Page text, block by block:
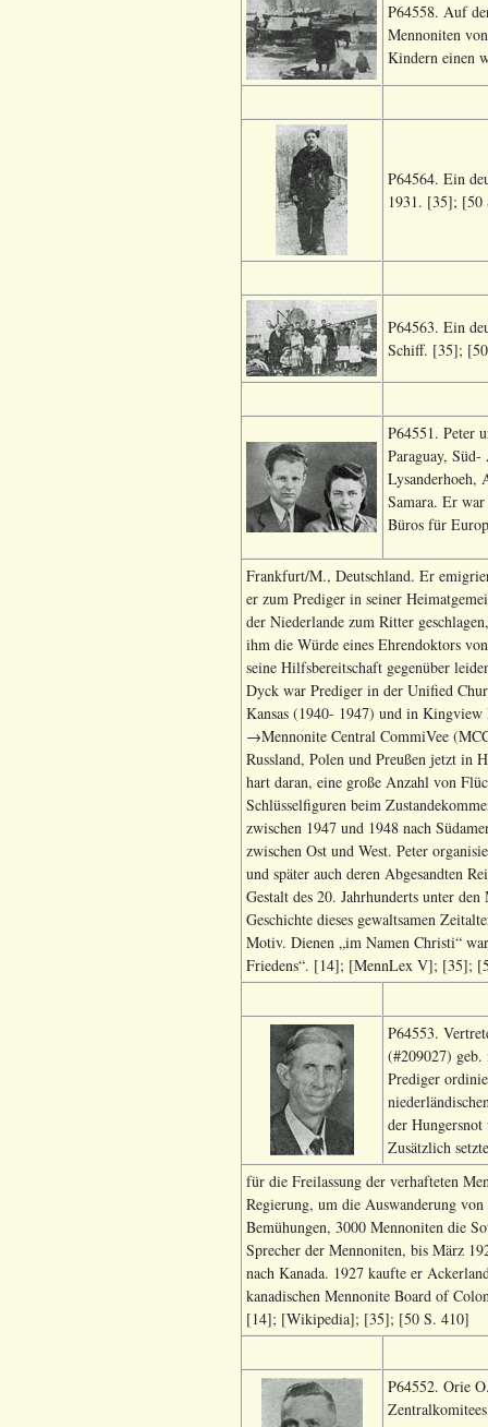
P64558. Auf
Mennoniten
Kindern einen
P64564. Ein
1931. [35]; [50
P64563. Ein
Schiff. [35];
P64551. Peter
Paraguay,
Lysanderhoeh,
Samara. Er
Büros für
Frankfurt/M., Deutschland. Er
er zum Prediger in seiner
der Niederlande zum Ritter
ihm die Würde eines Ehrendoktors
seine Hilfsbereitschaft gegenüber
Dyck war Prediger in der Unified
Kansas (1940- 1947) und in
→Mennonite Central CommiVee
Russland, Polen und Preußen jetzt in
hart daran, eine große Anzahl von
Schlüsselfiguren beim
zwischen 1947 und 1948 nach
zwischen Ost und West. Peter
und später auch deren Abgesandten
Gestalt des 20. Jahrhunderts unter
Geschichte dieses gewaltsamen
Motiv. Dienen „im Namen Christi“
Friedens“. [14]; [MennLex V]; [35];
P64553.
(#209027)
Prediger
der
Zusätzlich
für die Freilassung der verhafteten
Regierung, um die Auswanderung
Bemühungen, 3000 Mennoniten die
Sprecher der Mennoniten, bis März
nach Kanada. 1927 kaufte er
kanadischen Mennonite Board of
[14]; [Wikipedia]; [35]; [50 S. 410]
P64552. Orie